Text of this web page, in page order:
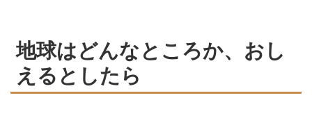
地球はどんなところか、おし
えるとしたら